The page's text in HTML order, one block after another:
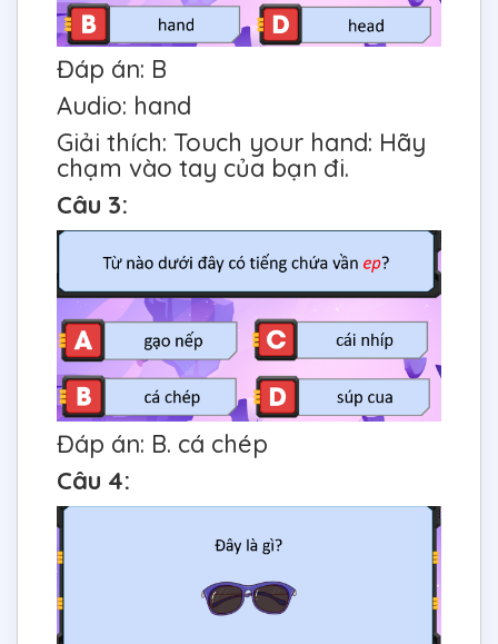
Đáp án: B
Audio: hand
Giải thích: Touch your hand: Hãy
chạm vào tay của bạn đi.
Câu 3:
Đáp án: B. cá chép
Câu 4: